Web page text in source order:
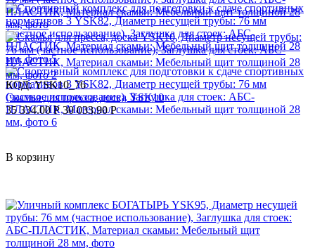
КОД: YSK10_76
Скамья для пресса, доска YSK10
35 334.00 Р 30 033.90 Р
В корзину